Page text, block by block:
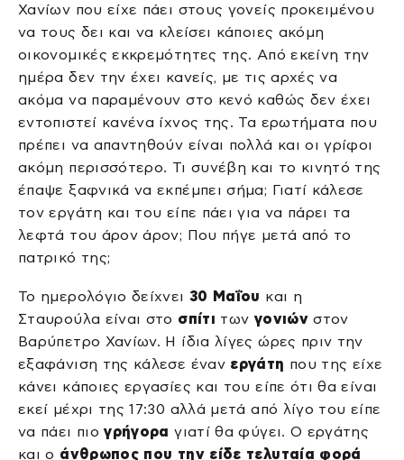
Χανίων που είχε πάει στους γονείς προκειμένου
να τους δει και να κλείσει κάποιες ακόμη
οικονομικές εκκρεμότητες της. Από εκείνη την
ημέρα δεν την έχει κανείς, με τις αρχές να
ακόμα να παραμένουν στο κενό καθώς δεν έχει
εντοπιστεί κανένα ίχνος της. Τα ερωτήματα που
πρέπει να απαντηθούν είναι πολλά και οι γρίφοι
ακόμη περισσότερο. Τι συνέβη και το κινητό της
έπαψε ξαφνικά να εκπέμπει σήμα; Γιατί κάλεσε
τον εργάτη και του είπε πάει για να πάρει τα
λεφτά του άρον άρον; Που πήγε μετά από το
πατρικό της;
Το ημερολόγιο δείχνει 30 Μαΐου και η
Σταυρούλα είναι στο σπίτι των γονιών στον
Βαρύπετρο Χανίων. Η ίδια λίγες ώρες πριν την
εξαφάνιση της κάλεσε έναν εργάτη που της είχε
κάνει κάποιες εργασίες και του είπε ότι θα είναι
εκεί μέχρι της 17:30 αλλά μετά από λίγο του είπε
να πάει πιογρήγορα γιατί θα φύγει. Ο εργάτης
και ο άνθρωπος που την είδε τελυταία φορά